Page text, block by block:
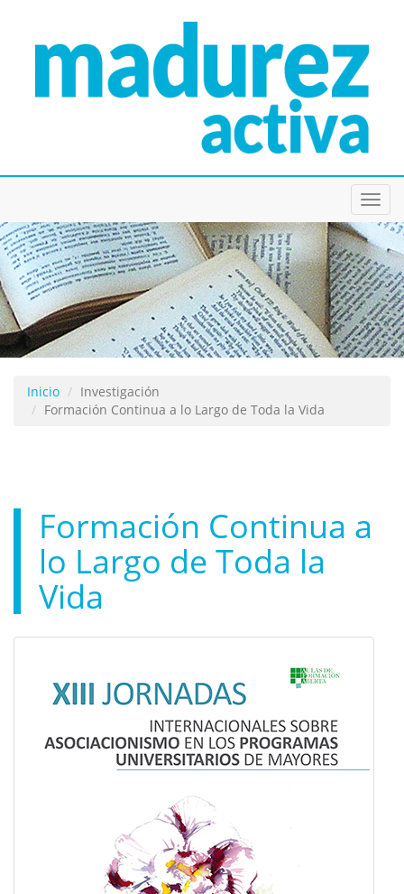
Inicio
Investigación
Formación Continua a lo Largo de Toda la Vida
Formación Continua a
lo Largo de Toda la
Vida